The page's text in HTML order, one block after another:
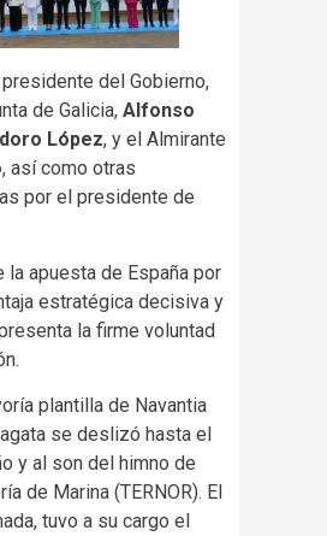
del Gobierno,
de Galicia, Alfonso
López, y el Almirante
, así como otras
por el presidente de
la apuesta de España por
estratégica decisiva y
la firme voluntad
plantilla de Navantia
se deslizó hasta el
y al son del himno de
de Marina (TERNOR). El
tuvo a su cargo el